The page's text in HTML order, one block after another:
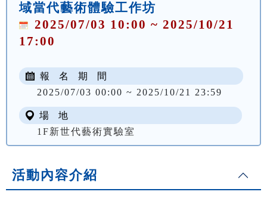
域當代藝術體驗工作坊
2025/07/03 10:00 ~ 2025/10/21
17:00
報 名 期 間
2025/07/03 00:00 ~ 2025/10/21 23:59
場 地
1F新世代藝術實驗室
活動內容介紹